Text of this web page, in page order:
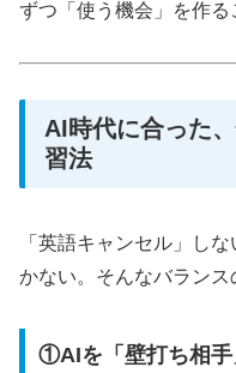
ずつ「使う機会」を作る
AI時代に合った
習法
「英語キャンセル」し
かない。そんなバランス
①AIを「壁打ち相手